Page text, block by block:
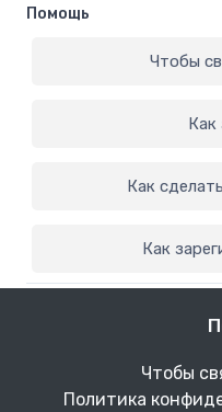
Помощь
Чтобы
Как
Как
Как
Чтобы
Политика